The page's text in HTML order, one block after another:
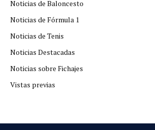
Noticias de Baloncesto
Noticias de Fórmula 1
Noticias de Tenis
Noticias Destacadas
Noticias sobre Fichajes
Vistas previas